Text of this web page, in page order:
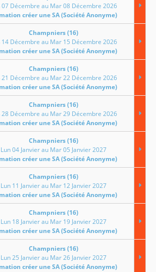
07 Décembre au Mar 08 Décembre 2026
créer une SA (Société Anonyme)
Champniers (16)
14 Décembre au Mar 15 Décembre 2026
créer une SA (Société Anonyme)
Champniers (16)
21 Décembre au Mar 22 Décembre 2026
créer une SA (Société Anonyme)
Champniers (16)
28 Décembre au Mar 29 Décembre 2026
créer une SA (Société Anonyme)
Champniers (16)
Lun 04 Janvier au Mar 05 Janvier 2027
créer une SA (Société Anonyme)
Champniers (16)
Lun 11 Janvier au Mar 12 Janvier 2027
créer une SA (Société Anonyme)
Champniers (16)
Lun 18 Janvier au Mar 19 Janvier 2027
créer une SA (Société Anonyme)
Champniers (16)
Lun 25 Janvier au Mar 26 Janvier 2027
créer une SA (Société Anonyme)